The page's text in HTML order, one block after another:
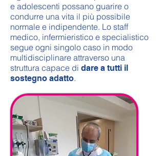
e adolescenti possano guarire o
condurre una vita il più possibile
normale e indipendente. Lo staff
medico, infermieristico e specialistico
segue ogni singolo caso in modo
multidisciplinare attraverso una
struttura capace di dare a tutti il
sostegno adatto.